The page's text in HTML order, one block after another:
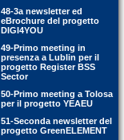
48-3a newsletter ed
eBrochure del progetto
DIGI4YOU
49-Primo meeting in
presenza a Lublin per il
progetto Register BSS
Sector
50-Primo meeting a Tolosa
per il progetto YEAEU
51-Seconda newsletter del
progetto GreenELEMENT